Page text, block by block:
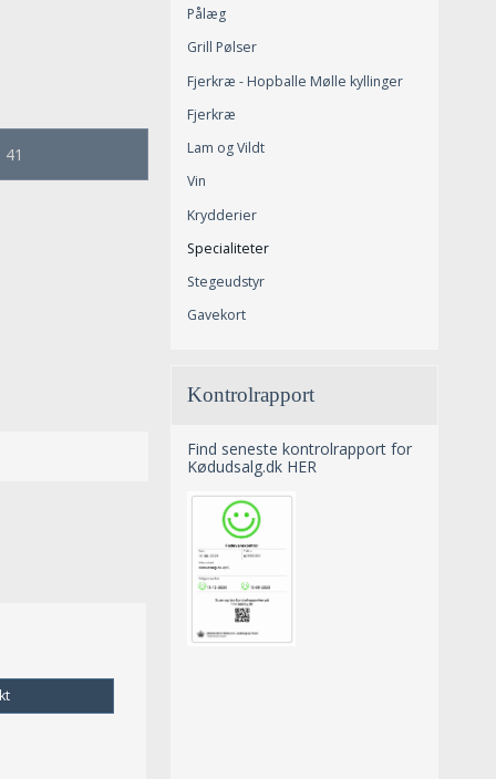
Pålæg
Grill Pølser
Fjerkræ - Hopballe Mølle kyllinger
Fjerkræ
Lam og Vildt
Vin
Krydderier
Specialiteter
Stegeudstyr
Gavekort
Kontrolrapport
Find seneste kontrolrapport for
Kødudsalg.dk HER